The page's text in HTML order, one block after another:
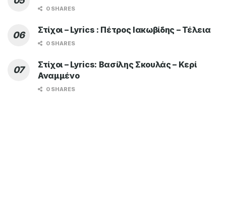
0 SHARES
Στίχοι – Lyrics : Πέτρος Ιακωβίδης – Τέλεια
0 SHARES
Στίχοι – Lyrics: Βασίλης Σκουλάς – Κερί
Αναμμένο
0 SHARES